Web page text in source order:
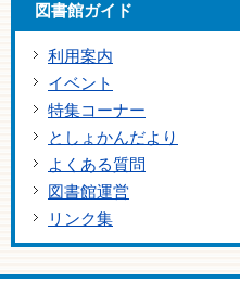
図書館ガイド
利用案内
イベント
特集コーナー
としょかんだより
よくある質問
図書館運営
リンク集